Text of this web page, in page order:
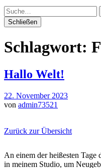
Suche
Schließen
Schlagwort:
Hallo Welt!
22. November 2023
von admin73521
Zurück zur Übersicht
An einem der heißesten Tage
in meinem Studio, um